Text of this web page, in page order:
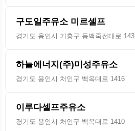
구도일주유소 미르셀프
경기도 용인시 기흥구 동백죽전대로 143
하늘에너지(주)미성주유소
경기도 용인시 처인구 백옥대로 1416
이루다셀프주유소
경기도 용인시 처인구 백옥대로 1410